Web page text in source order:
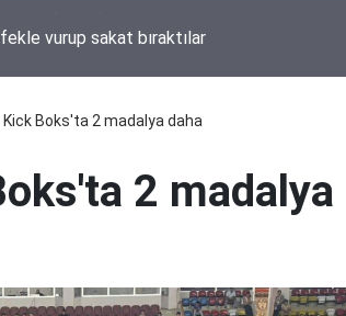
vurup sakat bıraktılar
Boks'ta 2 madalya daha
2 madalya